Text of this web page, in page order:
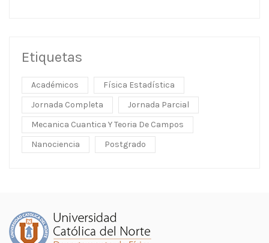
Etiquetas
Académicos
Física Estadística
Jornada Completa
Jornada Parcial
Mecanica Cuantica Y Teoria De Campos
Nanociencia
Postgrado